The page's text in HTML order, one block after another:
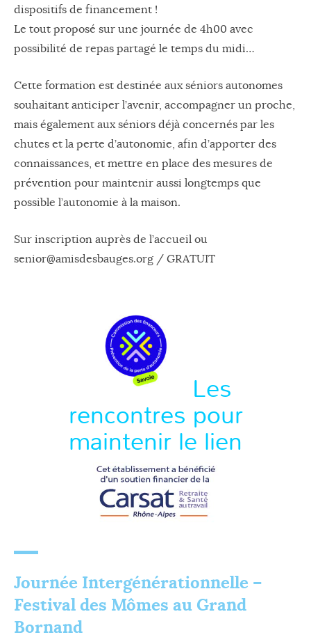
dispositifs de financement !
Le tout proposé sur une journée de 4h00 avec
possibilité de repas partagé le temps du midi…
Cette formation est destinée aux séniors autonomes
souhaitant anticiper l’avenir, accompagner un proche,
mais également aux séniors déjà concernés par les
chutes et la perte d’autonomie, afin d’apporter des
connaissances, et mettre en place des mesures de
prévention pour maintenir aussi longtemps que
possible l’autonomie à la maison.
Sur inscription auprès de l’accueil ou
senior@amisdesbauges.org / GRATUIT
Les
rencontres pour
maintenir le lien
Journée Intergénérationnelle –
Festival des Mômes au Grand
Bornand